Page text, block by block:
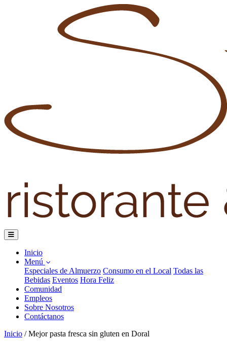
Inicio
Menú
Especiales de Almuerzo Consumo en el Local Todas las
Bebidas Eventos Hora Feliz
Comunidad
Empleos
Sobre Nosotros
Contáctanos
Inicio / Mejor pasta fresca sin gluten en Doral